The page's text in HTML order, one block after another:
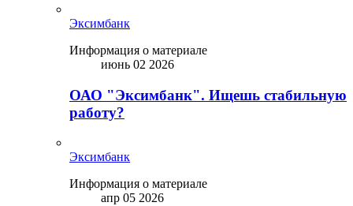
Эксимбанк
Информация о материале
июнь 02 2026
ОАО "Эксимбанк". Ищешь стабильную
работу?
Эксимбанк
Информация о материале
апр 05 2026